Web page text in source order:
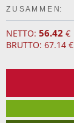
Z U S A M M E N:
NETTO: 56.42 €
BRUTTO: 67.14 €